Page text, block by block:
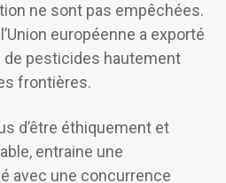
ne sont pas empêchées.
européenne a exporté
de pesticides hautement
frontières.
d’être éthiquement et
entraine une
avec une concurrence